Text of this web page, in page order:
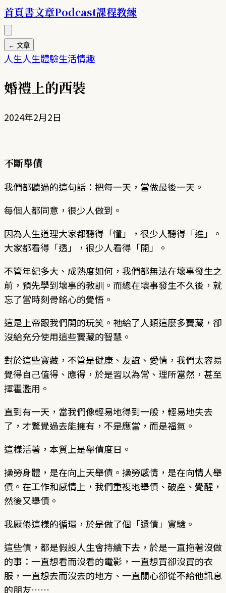
首頁書文章Podcast課程教練
← 文章
人生人生體驗生活情趣
婚禮上的西裝
2024年2月2日
不斷舉債
我們都聽過的這句話：把每一天，當做最後一天。
每個人都同意，很少人做到。
因為人生道理大家都聽得「懂」，很少人聽得「進」。
大家都看得「透」，很少人看得「開」。
不管年紀多大、成熟度如何，我們都無法在壞事發生之
前，預先學到壞事的教訓。而總在壞事發生不久後，就
忘了當時刻骨銘心的覺悟。
這是上帝跟我們開的玩笑。祂給了人類這麼多寶藏，卻
沒給充分使用這些寶藏的智慧。
對於這些寶藏，不管是健康、友誼、愛情，我們太容易
覺得自己值得、應得，於是習以為常、理所當然，甚至
揮霍濫用。
直到有一天，當我們像輕易地得到一般，輕易地失去
了，才驚覺過去能擁有，不是應當，而是福氣。
這樣活著，本質上是舉債度日。
操勞身體，是在向上天舉債。操勞感情，是在向情人舉
債。在工作和感情上，我們重複地舉債、破產、覺醒，
然後又舉債。
我厭倦這樣的循環，於是做了個「還債」實驗。
這些債，都是假設人生會持續下去，於是一直拖著沒做
的事：一直想看而沒看的電影，一直想買卻沒買的衣
服，一直想去而沒去的地方、一直關心卻從不給他訊息
的朋友……